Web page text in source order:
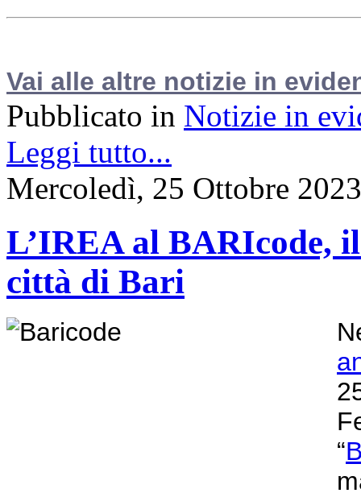
Vai alle altre notizie in
Pubblicato in Notizie in
Leggi tutto...
Mercoledì, 25 Ottobre
L’IREA al BARIcode,
città di Bari
“